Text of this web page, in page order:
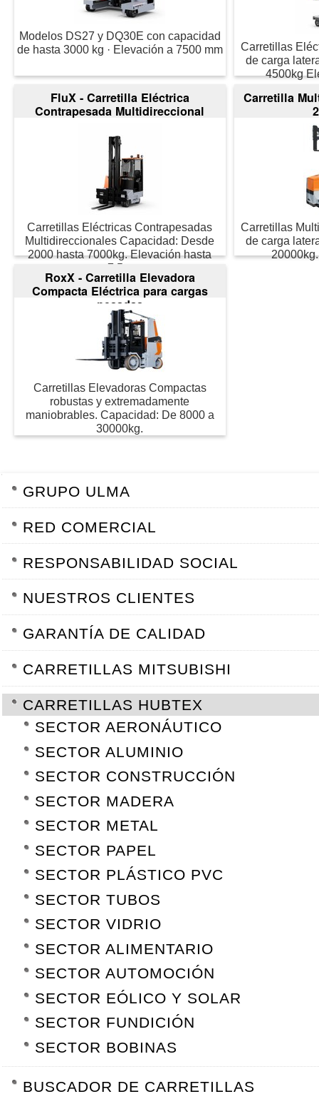
Modelos DS27 y DQ30E con capacidad
de hasta 3000 kg · Elevación a 7500 mm
Carretillas
de carga
4500kg
FluX - Carretilla Eléctrica
Contrapesada Multidireccional
Carretillas Eléctricas Contrapesadas
Multidireccionales Capacidad: Desde
2000 hasta 7000kg. Elevación hasta
7,5m
Carretilla
Carretillas
de carga
RoxX - Carretilla Elevadora
Compacta Eléctrica para cargas
pesadas
Carretillas Elevadoras Compactas
robustas y extremadamente
maniobrables. Capacidad: De 8000 a
30000kg.
GRUPO ULMA
RED COMERCIAL
RESPONSABILIDAD SOCIAL
NUESTROS CLIENTES
GARANTÍA DE CALIDAD
CARRETILLAS MITSUBISHI
CARRETILLAS HUBTEX
SECTOR AERONÁUTICO
SECTOR ALUMINIO
SECTOR CONSTRUCCIÓN
SECTOR MADERA
SECTOR METAL
SECTOR PAPEL
SECTOR PLÁSTICO PVC
SECTOR TUBOS
SECTOR VIDRIO
SECTOR ALIMENTARIO
SECTOR AUTOMOCIÓN
SECTOR EÓLICO Y SOLAR
SECTOR FUNDICIÓN
SECTOR BOBINAS
BUSCADOR DE CARRETILLAS